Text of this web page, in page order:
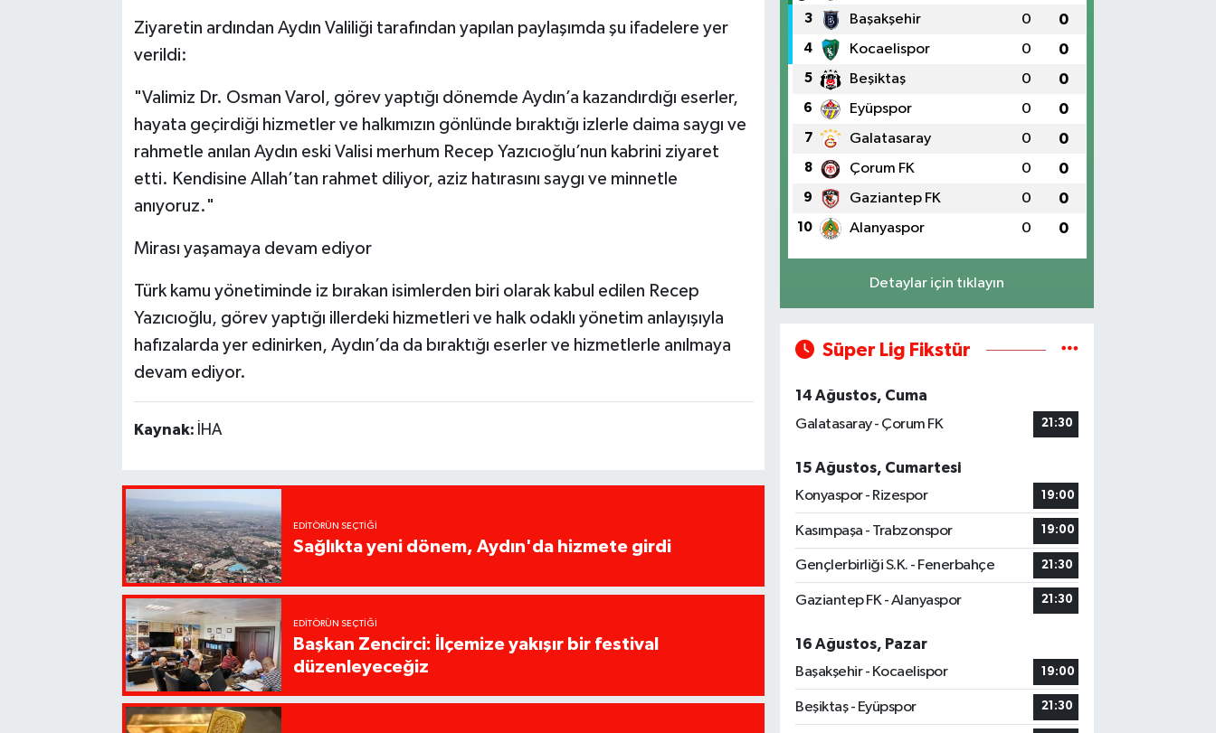
Ziyaretin ardından Aydın Valiliği tarafından yapılan paylaşımda şu ifadelere yer
verildi:
"Valimiz Dr. Osman Varol, görev yaptığı dönemde Aydın’a kazandırdığı eserler,
hayata geçirdiği hizmetler ve halkımızın gönlünde bıraktığı izlerle daima saygı ve
rahmetle anılan Aydın eski Valisi merhum Recep Yazıcıoğlu’nun kabrini ziyaret
etti. Kendisine Allah’tan rahmet diliyor, aziz hatırasını saygı ve minnetle
anıyoruz."
Mirası yaşamaya devam ediyor
Türk kamu yönetiminde iz bırakan isimlerden biri olarak kabul edilen Recep
Yazıcıoğlu, görev yaptığı illerdeki hizmetleri ve halk odaklı yönetim anlayışıyla
hafızalarda yer edinirken, Aydın’da da bıraktığı eserler ve hizmetlerle anılmaya
devam ediyor.
Kaynak: İHA
EDITÖRÜN SEÇTIĞI
Sağlıkta yeni dönem, Aydın'da hizmete girdi
EDITÖRÜN SEÇTIĞI
Başkan Zencirci: İlçemize yakışır bir festival
düzenleyeceğiz
3 Başakşehir 0 0
4 Kocaelispor 0 0
5 Beşiktaş 0 0
6 Eyüpspor 0 0
7 Galatasaray 0 0
8 Çorum FK 0 0
9 Gaziantep FK 0 0
10 Alanyaspor 0 0
Detaylar için tıklayın
Süper Lig Fikstür
14 Ağustos, Cuma
Galatasaray - Çorum FK
21:30
15 Ağustos, Cumartesi
Konyaspor - Rizespor
19:00
Kasımpaşa - Trabzonspor 19:00
Gençlerbirliği S.K. - Fenerbahçe 21:30
Gaziantep FK - Alanyaspor 21:30
16 Ağustos, Pazar
Başakşehir - Kocaelispor
19:00
Beşiktaş - Eyüpspor 21:30